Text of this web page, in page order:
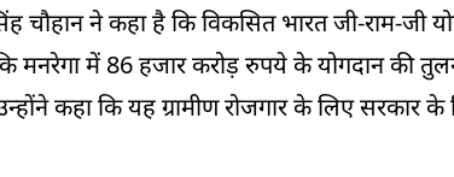
चौहान ने कहा है कि विकसित भारत जी-राम-जी
मनरेगा में 86 हजार करोड़ रुपये के योगदान की
कहा कि यह ग्रामीण रोजगार के लिए सरकार